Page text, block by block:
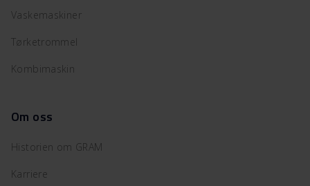
Vaskemaskiner
Tørketrommel
Kombimaskin
Om oss
Historien om GRAM
Karriere